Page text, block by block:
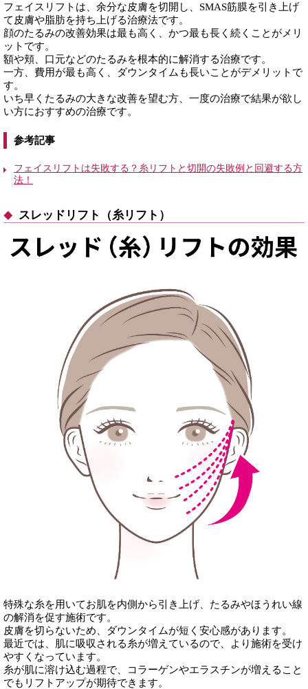
フェイスリフトは、余分な皮膚を切開し、SMAS筋膜を引き上げ
て皮膚や脂肪を持ち上げる治療法です。
顔のたるみの改善効果は最も高く、かつ最も長く続くことがメリ
ットです。
額や頬、口元などのたるみを根本的に解消する治療です。
一方、費用が最も高く、ダウンタイムも長いことがデメリットで
す。
いち早くたるみの大きな改善を望む方、一度の治療で結果が欲し
い方におすすめの治療です。
参考記事
フェイスリフトは失敗する？糸リフトと切開の失敗例と回避する方
法！
スレッドリフト（糸リフト）
特殊な糸を用いてお肌を内側から引き上げ、たるみやほうれい線
の解消を促す施術です。
皮膚を切らないため、ダウンタイムが短く安心感があります。
最近では、肌に吸収される糸が増えているので、より施術を受け
やすくなっています。
糸が肌に溶け込む過程で、コラーゲンやエラスチンが増えること
でもリフトアップが期待できます。